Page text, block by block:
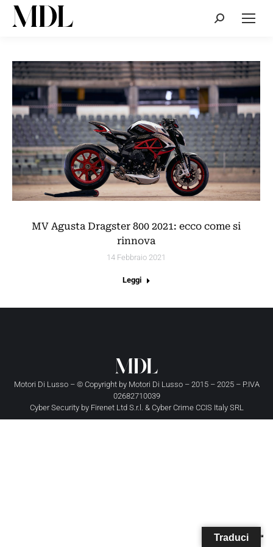
Cerca:
MV Agusta Dragster 800 2021: ecco come si
rinnova
14 Febbraio 2021
Leggi
Motori Di Lusso – © Copyright by Motori Di Lusso– 2015 – 2025 – P.IVA
02682710039
Cyber Security by Firenet Ltd S.r.l. & Cyber Crime CCIS Italy SRL
Traduci